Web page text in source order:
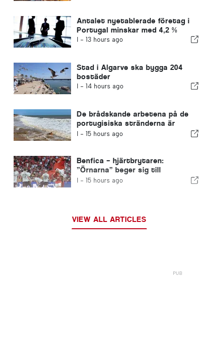
Antalet nyetablerade företag i
Portugal minskar med 4,2 %
I - 13 hours ago
Stad i Algarve ska bygga 204
bostäder
I - 14 hours ago
De brådskande arbetena på de
portugisiska stränderna är
avslutade
I - 15 hours ago
Benfica – hjärtbrytaren:
”Örnarna” beger sig till
Edinburgh med ena foten redan i
I - 15 hours ago
VIEW ALL ARTICLES